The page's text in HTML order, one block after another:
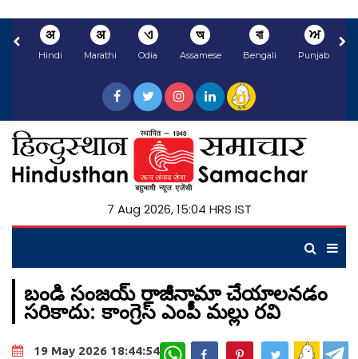
अ
Hindi
अ
Marathi
ଏ
Odia
অ
Assamese
বা
Bengali
ਅ
Punjabi
7 Aug 2026, 15:04 HRS IST
బండి సంజయ్ రాజీనామా చేయాలనడం
సరికాదు: కాంగ్రెస్ ఎంపీ మల్లు రవి
19 May 2026 18:44:54 WhatsApp